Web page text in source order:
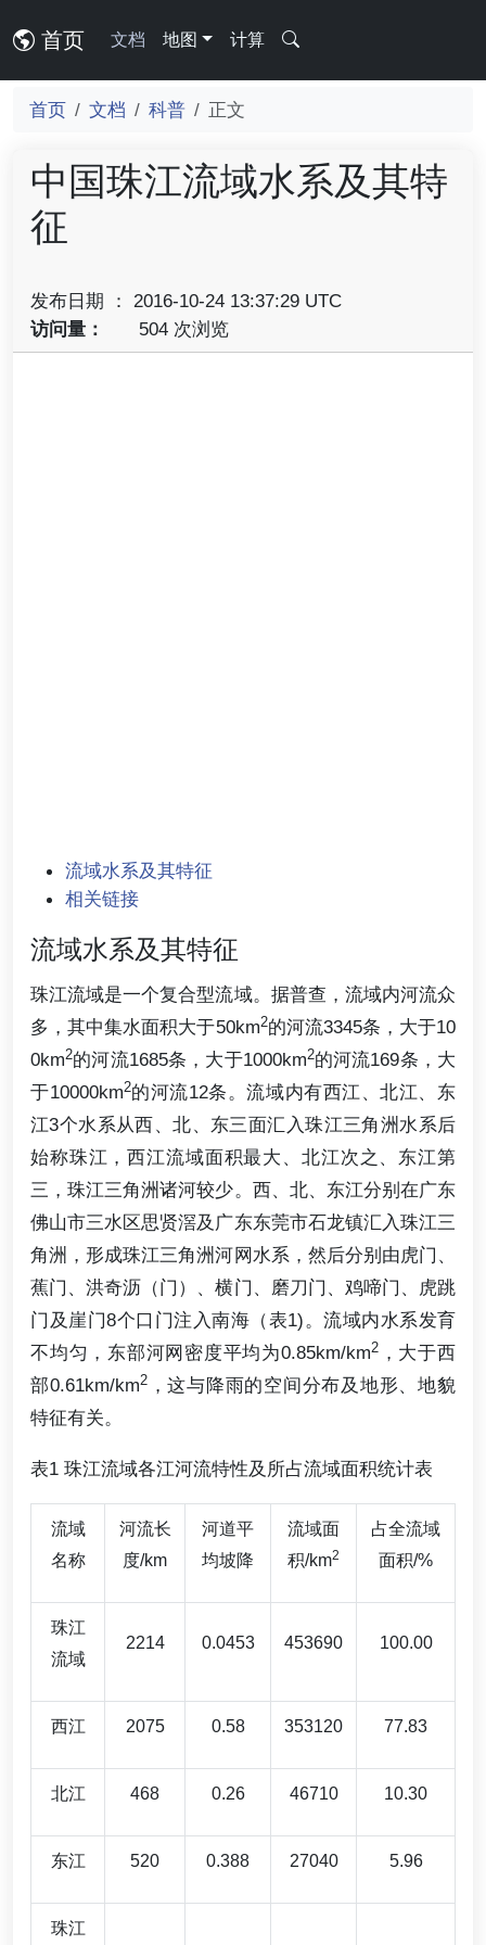
首页 文档 地图 计算
首页 文档 科普 正文
中国珠江流域水系及其特
征
发布日期 ： 2016-10-24 13:37:29 UTC
访问量：
504 次浏览
流域水系及其特征
相关链接
流域水系及其特征
珠江流域是一个复合型流域。据普查，流域内河流众
多，其中集水面积大于50km2的河流3345条，大于10
0km2的河流1685条，大于1000km2的河流169条，大
于10000km2的河流12条。流域内有西江、北江、东
江3个水系从西、北、东三面汇入珠江三角洲水系后
始称珠江，西江流域面积最大、北江次之、东江第
三，珠江三角洲诸河较少。西、北、东江分别在广东
佛山市三水区思贤滘及广东东莞市石龙镇汇入珠江三
角洲，形成珠江三角洲河网水系，然后分别由虎门、
蕉门、洪奇沥（门）、横门、磨刀门、鸡啼门、虎跳
门及崖门8个口门注入南海（表1)。流域内水系发育
不均匀，东部河网密度平均为0.85km/km2，大于西
部0.61km/km2，这与降雨的空间分布及地形、地貌
特征有关。
表1 珠江流域各江河流特性及所占流域面积统计表
流域
名称
河流长
度/km
河道平
均坡降
流域面
积/km2
占全流域
面积/%
珠江
流域
2214 0.0453 453690 100.00
西江 2075 0.58 353120 77.83
北江 468 0.26 46710 10.30
东江 520 0.388 27040 5.96
珠江